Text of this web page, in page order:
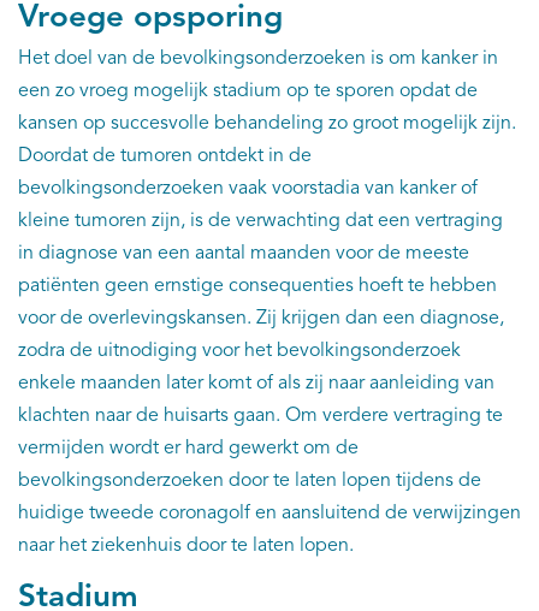
Vroege opsporing
Het doel van de bevolkingsonderzoeken is om kanker in
een zo vroeg mogelijk stadium op te sporen opdat de
kansen op succesvolle behandeling zo groot mogelijk zijn.
Doordat de tumoren ontdekt in de
bevolkingsonderzoeken vaak voorstadia van kanker of
kleine tumoren zijn, is de verwachting dat een vertraging
in diagnose van een aantal maanden voor de meeste
patiënten geen ernstige consequenties hoeft te hebben
voor de overlevingskansen. Zij krijgen dan een diagnose,
zodra de uitnodiging voor het bevolkingsonderzoek
enkele maanden later komt of als zij naar aanleiding van
klachten naar de huisarts gaan. Om verdere vertraging te
vermijden wordt er hard gewerkt om de
bevolkingsonderzoeken door te laten lopen tijdens de
huidige tweede coronagolf en aansluitend de verwijzingen
naar het ziekenhuis door te laten lopen.
Stadium